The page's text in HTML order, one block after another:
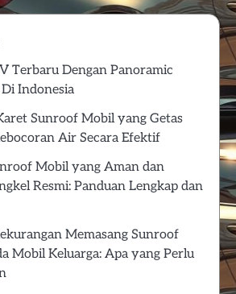
Terbaru Dengan Panoramic
Indonesia
Sunroof Mobil yang Getas
Air Secara Efektif
Mobil yang Aman dan
Resmi: Panduan Lengkap dan
Memasang Sunroof
Mobil Keluarga: Apa yang Perlu